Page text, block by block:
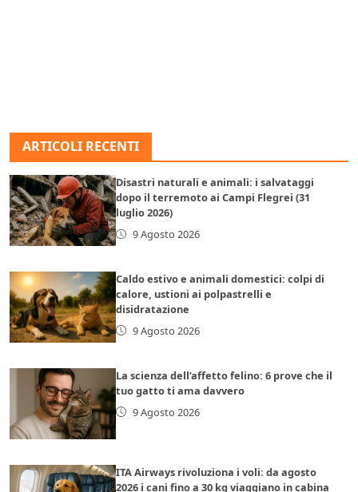
ARTICOLI RECENTI
Disastri naturali e animali: i salvataggi
dopo il terremoto ai Campi Flegrei (31
luglio 2026)
9 Agosto 2026
Caldo estivo e animali domestici: colpi di
calore, ustioni ai polpastrelli e
disidratazione
9 Agosto 2026
La scienza dell’affetto felino: 6 prove che il
tuo gatto ti ama davvero
9 Agosto 2026
ITA Airways rivoluziona i voli: da agosto
2026 i cani fino a 30 kg viaggiano in cabina